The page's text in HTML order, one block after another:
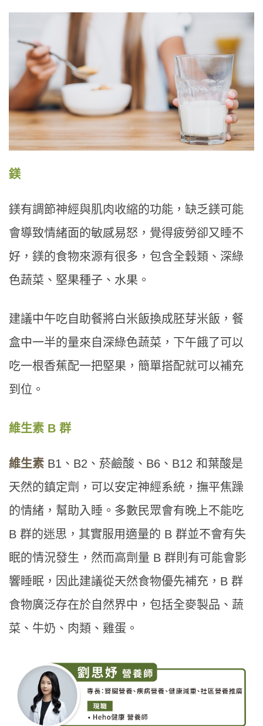
鎂
鎂有調節神經與肌肉收縮的功能，缺乏鎂可能
會導致情緒面的敏感易怒，覺得疲勞卻又睡不
好，鎂的食物來源有很多，包含全穀類、深綠
色蔬菜、堅果種子、水果。
建議中午吃自助餐將白米飯換成胚芽米飯，餐
盒中一半的量來自深綠色蔬菜，下午餓了可以
吃一根香蕉配一把堅果，簡單搭配就可以補充
到位。
維生素 B 群
維生素 B1、B2、菸鹼酸、B6、B12 和葉酸是
天然的鎮定劑，可以安定神經系統，撫平焦躁
的情緒，幫助入睡。多數民眾會有晚上不能吃
B 群的迷思，其實服用適量的 B 群並不會有失
眠的情況發生，然而高劑量 B 群則有可能會影
響睡眠，因此建議從天然食物優先補充，B 群
食物廣泛存在於自然界中，包括全麥製品、蔬
菜、牛奶、肉類、雞蛋。